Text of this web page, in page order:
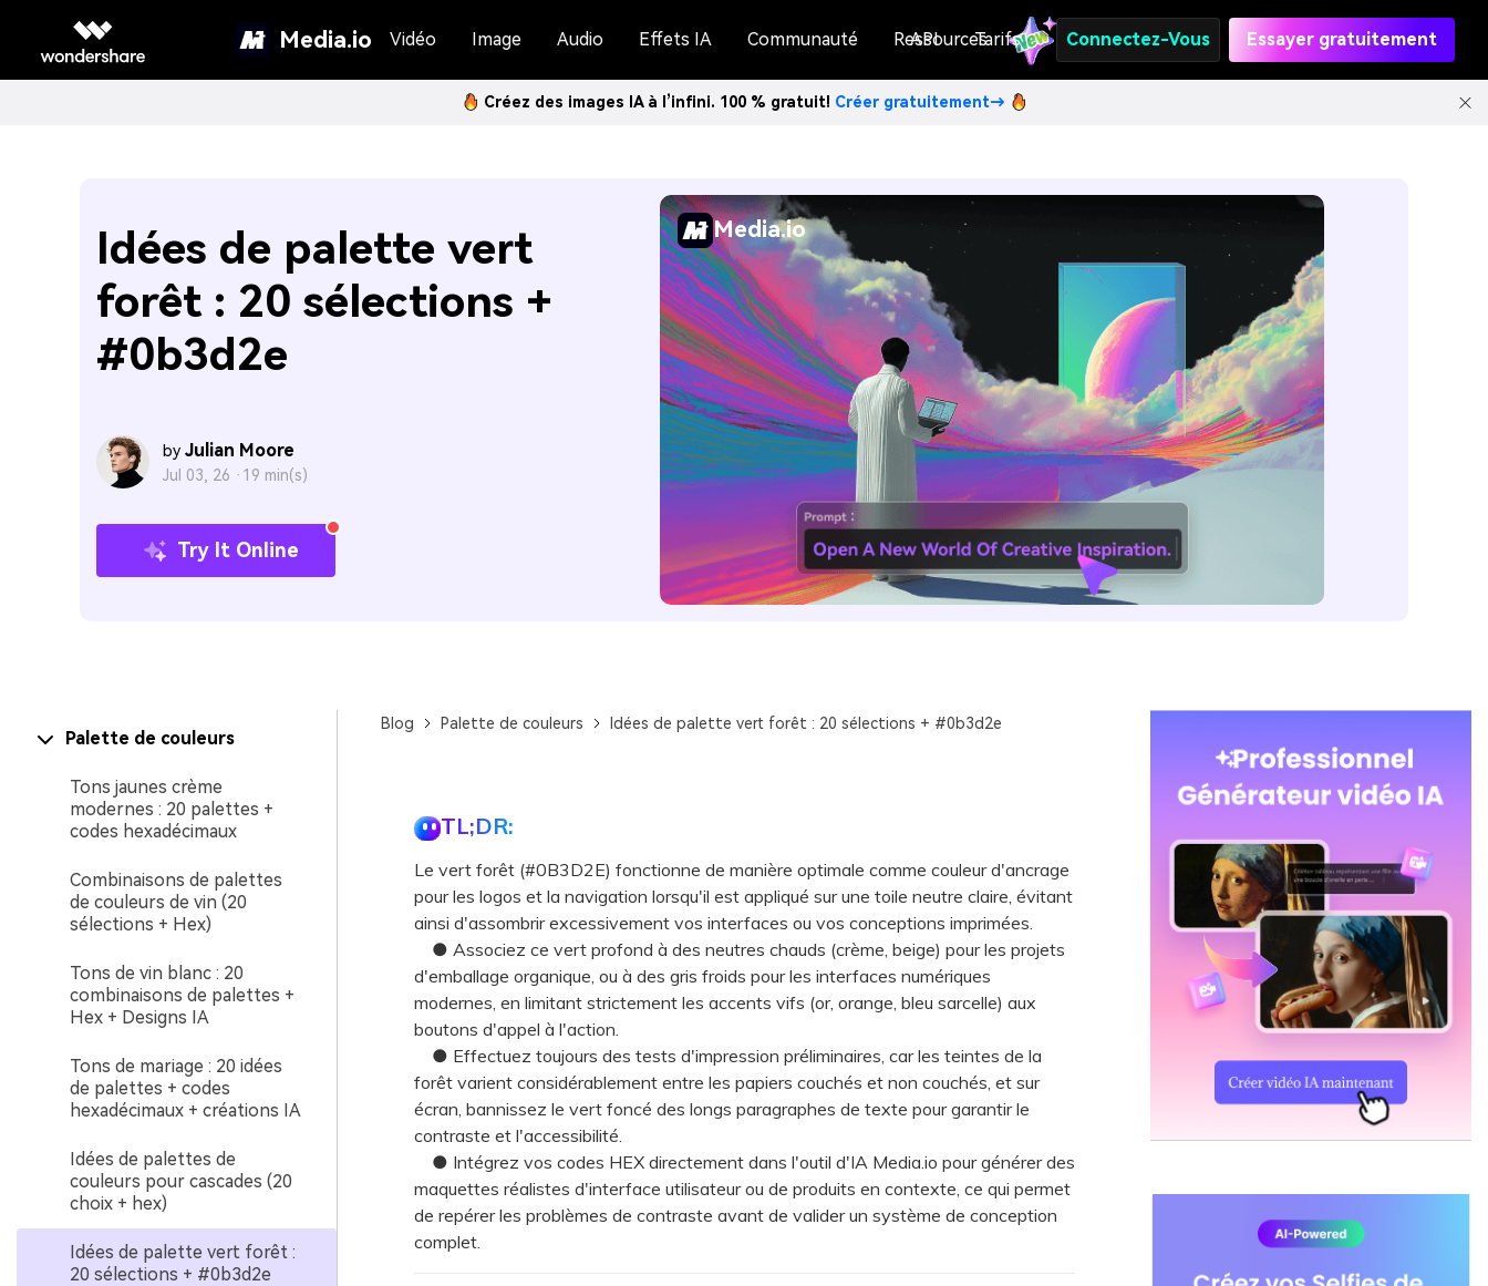
Media.io Vidéo Image Audio Effets IA Communauté Ressources
API Tarifs Connectez-Vous Essayer gratuitement
Créez des images IA à l’infini. 100 % gratuit! Créer gratuitement→
Idées de palette vert
forêt : 20 sélections +
#0b3d2e
by Julian Moore
Jul 03, 26 · 19 min(s)
Try It Online
Media.io
Palette de couleurs
Tons jaunes crème
modernes : 20 palettes +
codes hexadécimaux
Combinaisons de palettes
de couleurs de vin (20
sélections + Hex)
Tons de vin blanc : 20
combinaisons de palettes +
Hex + Designs IA
Tons de mariage : 20 idées
de palettes + codes
hexadécimaux + créations IA
Idées de palettes de
couleurs pour cascades (20
choix + hex)
Idées de palette vert forêt :
20 sélections + #0b3d2e
Blog Palette de couleurs Idées de palette vert forêt : 20 sélections + #0b3d2e
TL;DR:
Le vert forêt (#0B3D2E) fonctionne de manière optimale comme couleur d'ancrage
pour les logos et la navigation lorsqu'il est appliqué sur une toile neutre claire, évitant
ainsi d'assombrir excessivement vos interfaces ou vos conceptions imprimées.
● Associez ce vert profond à des neutres chauds (crème, beige) pour les projets
d'emballage organique, ou à des gris froids pour les interfaces numériques
modernes, en limitant strictement les accents vifs (or, orange, bleu sarcelle) aux
boutons d'appel à l'action.
● Effectuez toujours des tests d'impression préliminaires, car les teintes de la
forêt varient considérablement entre les papiers couchés et non couchés, et sur
écran, bannissez le vert foncé des longs paragraphes de texte pour garantir le
contraste et l'accessibilité.
● Intégrez vos codes HEX directement dans l'outil d'IA Media.io pour générer des
maquettes réalistes d'interface utilisateur ou de produits en contexte, ce qui permet
de repérer les problèmes de contraste avant de valider un système de conception
complet.